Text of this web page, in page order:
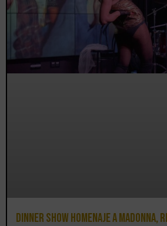
Dinner Show homenaje a Madonna,